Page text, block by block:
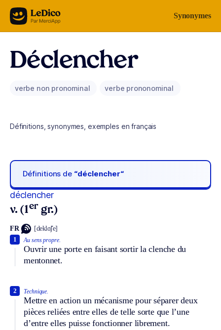
Aller au contenu Synonymes
Déclencher
verbe non pronominal verbe prononominal
Définitions, synonymes, exemples en français
Définitions de “déclencher“
déclencher
v. (1er gr.)
FR [deklɑ̃ʃe]
Au sens propre.
Ouvrir une porte en faisant sortir la clenche du
mentonnet.
1
Technique.
Mettre en action un mécanisme pour séparer deux
pièces reliées entre elles de telle sorte que l’une
d’entre elles puisse fonctionner librement.
2